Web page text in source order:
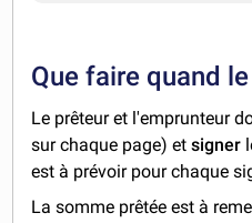
Que faire quand
Le prêteur et l'emprunteur
sur chaque page) etsigner
est à prévoir pour chaque
La somme prêtée est à